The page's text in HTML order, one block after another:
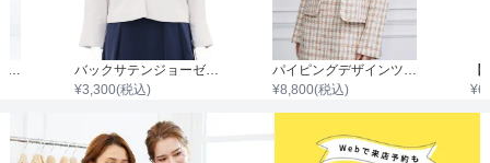
バックサテンジョーゼットジャケット
¥3,300(税込)
¥8,800(税込) ¥